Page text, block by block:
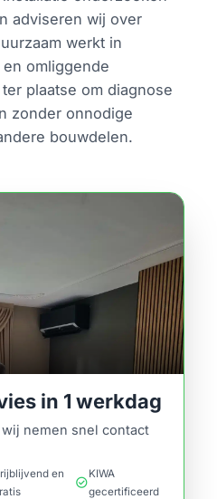
adviseren wij over
werkt in
omliggende
plaatse om diagnose
zonder onnodige
bouwdelen.
in 1 werkdag
nemen snel contact
en
check_circle
KIWA
gecertificeerd